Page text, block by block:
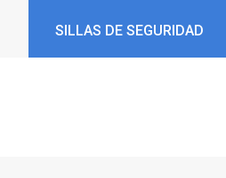
SILLAS DE SEGURIDAD